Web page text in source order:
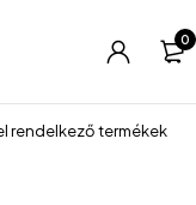
0
rendelkező termékek